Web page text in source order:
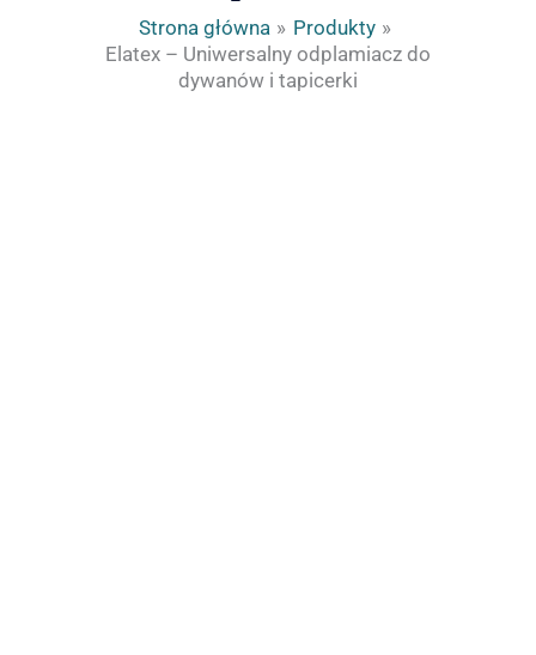
Strona główna
Produkty
Elatex – Uniwersalny odplamiacz do
dywanów i tapicerki